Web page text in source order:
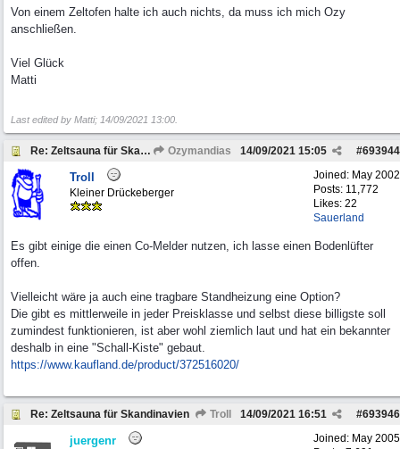
Von einem Zeltofen halte ich auch nichts, da muss ich mich Ozy
anschließen.
Viel Glück
Matti
Last edited by Matti; 14/09/2021 13:00
Re: Zeltsauna für Skandinavien Ozymandias #693944
14/09/2021 15:05
Joined: May 2002
Posts: 11,772
Likes: 22
Sauerland
Troll
Kleiner Drückeberger
Es gibt einige die einen Co-Melder nutzen, ich lasse einen Bodenlüfter
offen.
Vielleicht wäre ja auch eine tragbare Standheizung eine Option?
Die gibt es mittlerweile in jeder Preisklasse und selbst diese billigste soll
zumindest funktionieren, ist aber wohl ziemlich laut und hat ein bekannter
deshalb in eine "Schall-Kiste" gebaut.
https://www.kaufland.de/product/372516020/
Re: Zeltsauna für Skandinavien Troll #693946
14/09/2021 16:51
Joined: May 2005
juergenr